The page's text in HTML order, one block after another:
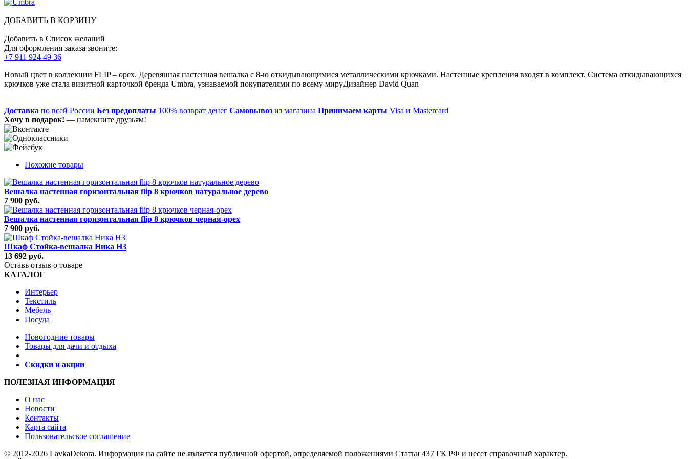
ДОБАВИТЬ В КОРЗИНУ
Добавить в Список желаний
Для оформления заказа звоните:
+7 911 924 49 36
Новый цвет в коллекции FLIP – орех. Деревянная настенная вешалка с 8-ю откидывающимися металлическими крючками. Настенные крепления входят в комплект. Система откидывающихся
крючков уже стала визитной карточкой бренда Umbra, узнаваемой покупателями по всему мируДизайнер David Quan
Доставка по всей России Без предоплаты 100% возврат денег Самовывоз из магазина Принимаем карты Visa и Mastercard
Хочу в подарок! — намекните друзьям!
Похожие товары
Вешалка настенная горизонтальная flip 8 крючков натуральное дерево
7 900 руб.
Вешалка настенная горизонтальная flip 8 крючков черная-орех
7 900 руб.
Шкаф Стойка-вешалка Ника Н3
13 692 руб.
Оставь отзыв о товаре
КАТАЛОГ
Интерьер
Текстиль
Мебель
Посуда
Новогодние товары
Товары для дачи и отдыха
Скидки и акции
ПОЛЕЗНАЯ ИНФОРМАЦИЯ
О нас
Новости
Контакты
Карта сайта
Пользовательское соглашение
© 2012-2026 LavkaDekora. Информация на сайте не является публичной офертой, определяемой положениями Статьи 437 ГК РФ и несет справочный характер.